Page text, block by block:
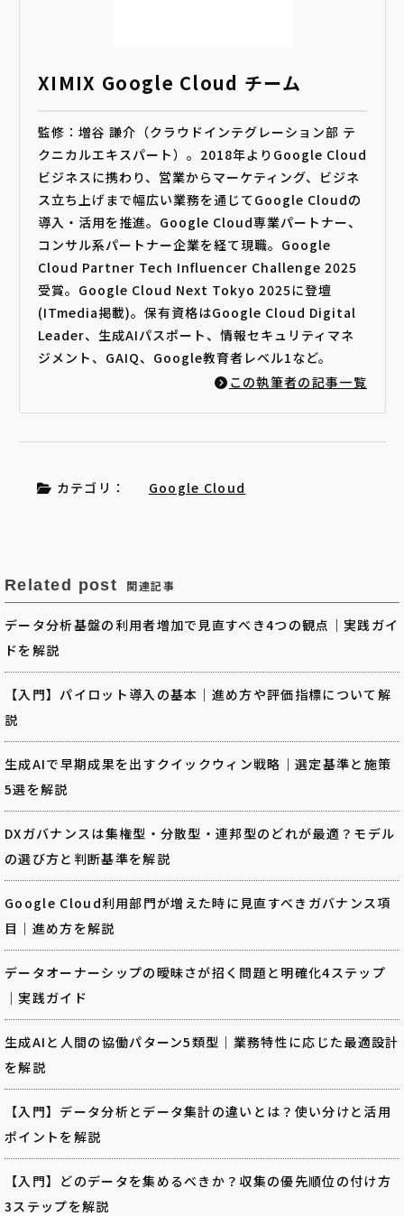
XIMIX Google Cloud チーム
監修：増谷 謙介（クラウドインテグレーション部 テ
クニカルエキスパート）。2018年よりGoogle Cloud
ビジネスに携わり、営業からマーケティング、ビジネ
ス立ち上げまで幅広い業務を通じてGoogle Cloudの
導入・活用を推進。Google Cloud専業パートナー、
コンサル系パートナー企業を経て現職。Google
Cloud Partner Tech Influencer Challenge 2025
受賞。Google Cloud Next Tokyo 2025に登壇
(ITmedia掲載)。保有資格はGoogle Cloud Digital
Leader、生成AIパスポート、情報セキュリティマネ
ジメント、GAIQ、Google教育者レベル1など。
この執筆者の記事一覧
カテゴリ： Google Cloud
Related post 関連記事
データ分析基盤の利用者増加で見直すべき4つの観点｜実践ガイ
ドを解説
【入門】パイロット導入の基本｜進め方や評価指標について解
説
生成AIで早期成果を出すクイックウィン戦略｜選定基準と施策
5選を解説
DXガバナンスは集権型・分散型・連邦型のどれが最適？モデル
の選び方と判断基準を解説
Google Cloud利用部門が増えた時に見直すべきガバナンス項
目｜進め方を解説
データオーナーシップの曖昧さが招く問題と明確化4ステップ
｜実践ガイド
生成AIと人間の協働パターン5類型｜業務特性に応じた最適設計
を解説
【入門】データ分析とデータ集計の違いとは？使い分けと活用
ポイントを解説
【入門】どのデータを集めるべきか？収集の優先順位の付け方
3ステップを解説